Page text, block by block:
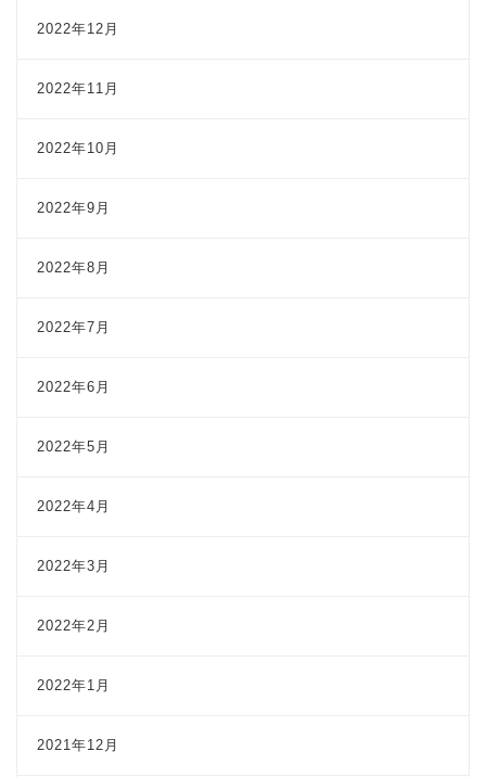
2022年12月
2022年11月
2022年10月
2022年9月
2022年8月
2022年7月
2022年6月
2022年5月
2022年4月
2022年3月
2022年2月
2022年1月
2021年12月